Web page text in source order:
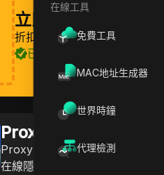
在線工具
免費工具
MAC地址生成器
世界時鐘
代理檢測
立即領取 ProxyLite
折扣即將推出，請耐心等待
已驗證
ProxyLite
ProxyLite 提供以住宅和數據中
在線隱私、繞過地理限制和優化